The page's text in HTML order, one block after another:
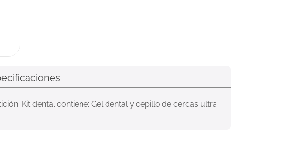
Kit dental contiene: Gel dental y cepillo de cerdas ultra